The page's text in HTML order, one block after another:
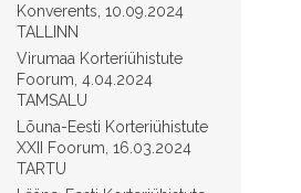
Konverents, 10.09.2024
TALLINN
Virumaa Korteriühistute
Foorum, 4.04.2024
TAMSALU
Lõuna-Eesti Korteriühistute
XXII Foorum, 16.03.2024
TARTU